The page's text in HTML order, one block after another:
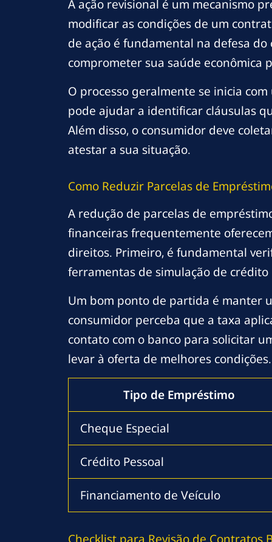
A ação revisional é um mecanismo
modificar as condições de um
de ação é fundamental na defesa
comprometer sua saúde econômica
O processo geralmente se inicia
pode ajudar a identificar cláusulas
Além disso, o consumidor deve
atestar a sua situação.
Como Reduzir Parcelas de
A redução de parcelas de
financeiras frequentemente
direitos. Primeiro, é fundamental
ferramentas de simulação de
Um bom ponto de partida é manter
consumidor perceba que a taxa
contato com o banco para solicitar
levar à oferta de melhores condições.
Tipo de Empréstimo
Cheque Especial
Crédito Pessoal
Financiamento de Veículo